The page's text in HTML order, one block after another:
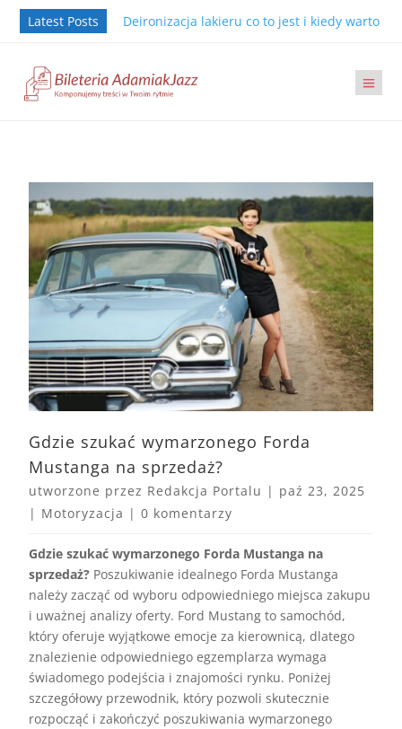
Latest Posts Deironizacja lakieru co to jest i kiedy warto ją
Gdzie szukać wymarzonego Forda
Mustanga na sprzedaż?
utworzone przez Redakcja Portalu | paź 23, 2025
| Motoryzacja |0 komentarzy
Gdzie szukać wymarzonego Forda Mustanga na
sprzedaż? Poszukiwanie idealnego Forda Mustanga
należy zacząć od wyboru odpowiedniego miejsca zakupu
i uważnej analizy oferty. Ford Mustang to samochód,
który oferuje wyjątkowe emocje za kierownicą, dlatego
znalezienie odpowiedniego egzemplarza wymaga
świadomego podejścia i znajomości rynku. Poniżej
szczegółowy przewodnik, który pozwoli skutecznie
rozpocząć i zakończyć poszukiwania wymarzonego